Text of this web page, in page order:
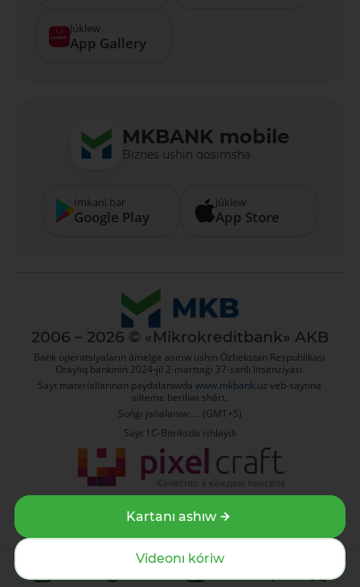
Júklew
App Gallery
MKBANK mobile
Biznes ushın qosımsha
Imkani bar
Google Play
Júklew
App Store
2006 – 2026 © «Mikrokreditbank» AKB
Bank operatsiyaların ámelge asırıw ushın Ózbekstan Respublikası
Oraylıq bankiniń 2024-jıl 2-marttaǵı 37-sanlı litsenziyası.
Sayt materiallarınan paydalanıwdawww.mkbank.uz veb-saytına
silteme beriliwi shárt.
Sońǵı jańalanıw: ... (GMT+5)
Sayt 1C-Bitriksda ishlaydi
Дизайн и разработка сайта Pixelcraft®
Kartanı ashıw
Videonı kóriw